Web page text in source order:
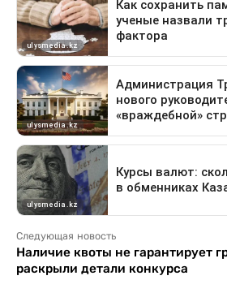
Следующая новость
Наличие квоты не гарантирует
раскрыли детали конкурса